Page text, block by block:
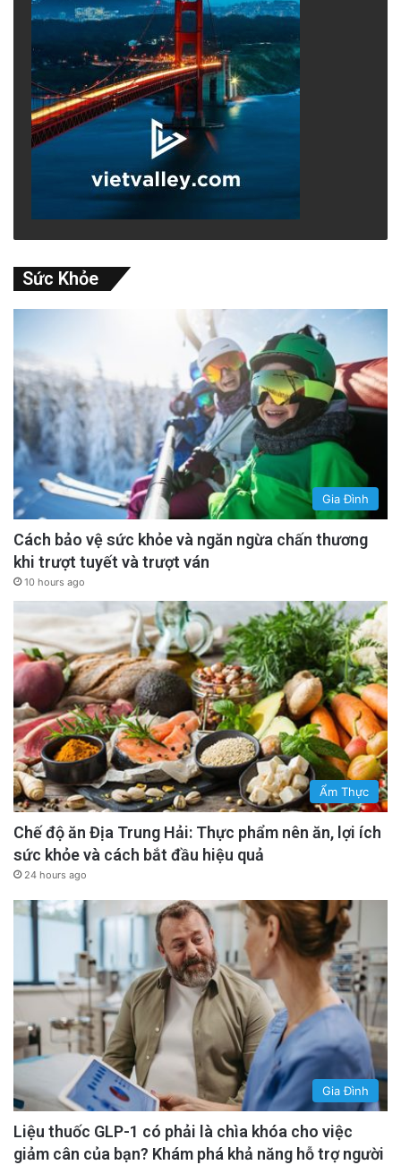
Sức Khỏe
Gia Đình
Cách bảo vệ sức khỏe và ngăn ngừa chấn thương
khi trượt tuyết và trượt ván
10 hours ago
Ẩm Thực
Chế độ ăn Địa Trung Hải: Thực phẩm nên ăn, lợi ích
sức khỏe và cách bắt đầu hiệu quả
24 hours ago
Gia Đình
Liệu thuốc GLP-1 có phải là chìa khóa cho việc
giảm cân của bạn? Khám phá khả năng hỗ trợ người